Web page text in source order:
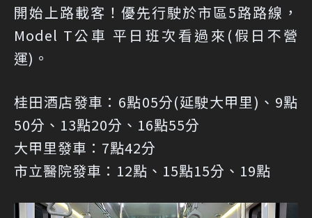
開始上路載客！優先行駛於市區5路路線，
Model T公車 平日班次看過來(假日不營
運)。
桂田酒店發車：6點05分(延駛大甲里)、9點
50分、13點20分、16點55分
大甲里發車：7點42分
市立醫院發車：12點、15點15分、19點